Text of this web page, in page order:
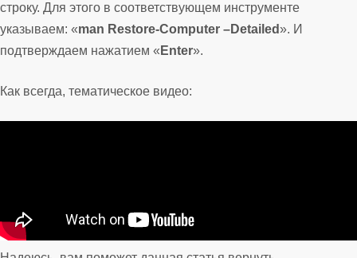
строку. Для этого в соответствующем инструменте
указываем: «man Restore-Computer –Detailed». И
подтверждаем нажатием « Enter».
Как всегда, тематическое видео: